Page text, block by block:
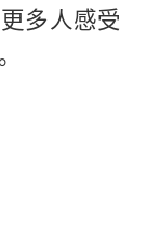
多人感受